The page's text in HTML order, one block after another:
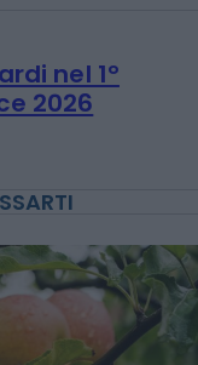
nel 1°
2026